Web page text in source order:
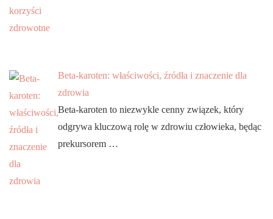
Beta-karoten: właściwości, źródła i znaczenie dla
zdrowia
Beta-karoten to niezwykle cenny związek, który
odgrywa kluczową rolę w zdrowiu człowieka, będąc
prekursorem …